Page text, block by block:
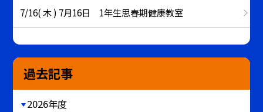
7/16( 木 ) 7月16日 1年生思春期健康教室
過去記事
2026年度